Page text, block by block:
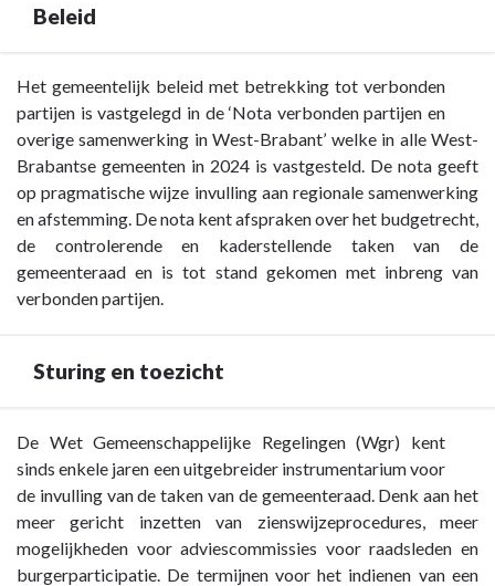
Beleid
Terug
naar
navigatie
Paragraaf
Verbonden
partijen
Het gemeentelijk beleid met betrekking tot verbonden
partijen is vastgelegd in de ‘Nota verbonden partijen en
overige samenwerking in West-Brabant’ welke in alle West-
Brabantse gemeenten in 2024 is vastgesteld. De nota geeft
op pragmatische wijze invulling aan regionale samenwerking
en afstemming. De nota kent afspraken over het budgetrecht,
de controlerende en kaderstellende taken van de
gemeenteraad en is tot stand gekomen met inbreng van
verbonden partijen.
Sturing en toezicht
Terug
naar
navigatie
Paragraaf
De Wet Gemeenschappelijke Regelingen (Wgr) kent
sinds enkele jaren een uitgebreider instrumentarium voor
de invulling van de taken van de gemeenteraad. Denk aan het
meer gericht inzetten van zienswijzeprocedures, meer
mogelijkheden voor adviescommissies voor raadsleden en
burgerparticipatie. De termijnen voor het indienen van een